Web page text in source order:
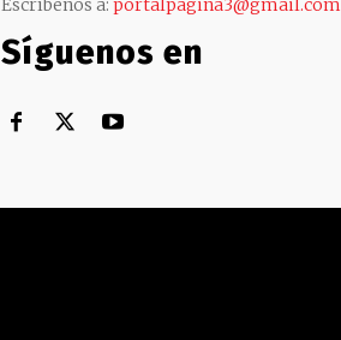
Escríbenos a: portalpagina3@gmail.com
Síguenos en